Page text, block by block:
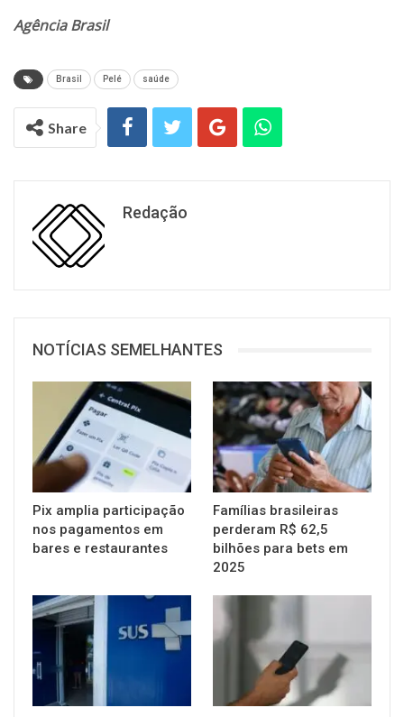
Agência Brasil
Brasil Pelé saúde
Share
Redação
NOTÍCIAS SEMELHANTES
Pix amplia participação
nos pagamentos em
bares e restaurantes
Famílias brasileiras
perderam R$ 62,5
bilhões para bets em
2025